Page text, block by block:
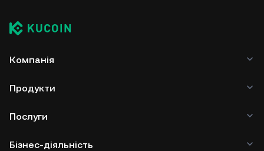
Компанія
Продукти
Послуги
Бізнес-діяльність